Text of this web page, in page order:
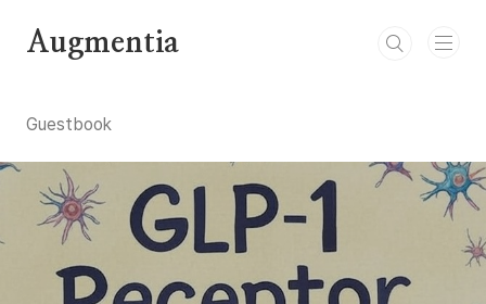
Augmentia
Guestbook